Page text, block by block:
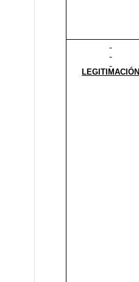
LEGITIMACIÓN